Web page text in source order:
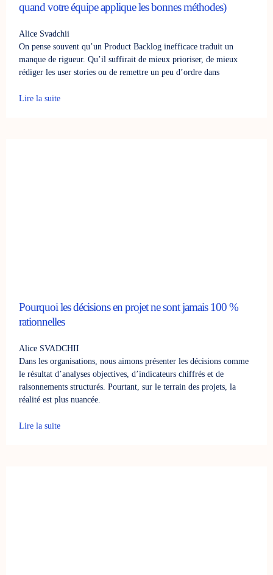
quand votre équipe applique les bonnes méthodes)
Alice Svadchii
On pense souvent qu’un Product Backlog inefficace traduit un
manque de rigueur. Qu’il suffirait de mieux prioriser, de mieux
rédiger les user stories ou de remettre un peu d’ordre dans
Lire la suite
Pourquoi les décisions en projet ne sont jamais 100 %
rationnelles
Alice SVADCHII
Dans les organisations, nous aimons présenter les décisions comme
le résultat d’analyses objectives, d’indicateurs chiffrés et de
raisonnements structurés. Pourtant, sur le terrain des projets, la
réalité est plus nuancée.
Lire la suite